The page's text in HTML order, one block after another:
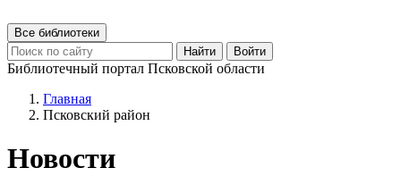
Все библиотеки
Найти
Войти
Библиотечный портал Псковской области
Главная
Псковский район
Новости